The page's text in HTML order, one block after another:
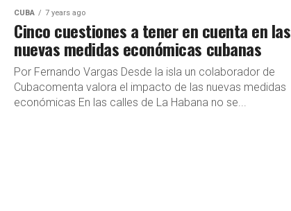
CUBA 7 years ago
Cinco cuestiones a tener en cuenta en las
nuevas medidas económicas cubanas
Por Fernando Vargas Desde la isla un colaborador de
Cubacomenta valora el impacto de las nuevas medidas
económicas En las calles de La Habana no se...